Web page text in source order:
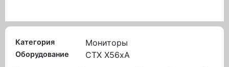
Категория Мониторы
Оборудование CTX X56xA